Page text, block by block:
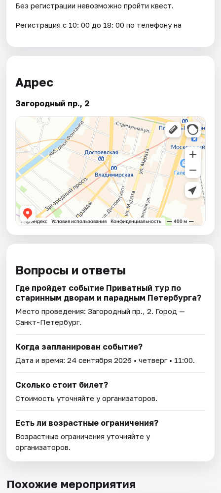
Без регистрации невозможно пройти квест.
Регистрация с 10: 00 до 18: 00 по телефону на
Адрес
Загородный пр., 2
Вопросы и ответы
Где пройдет событие Приватный тур по
старинным дворам и парадным Петербурга?
Место проведения:Загородный пр., 2. Город —
Санкт-Петербург.
Когда запланирован событие?
Дата и время:24 сентября 2026 • четверг • 11:00.
Сколько стоит билет?
Стоимость уточняйте у организаторов.
Есть ли возрастные ограничения?
Возрастные ограничения уточняйте у
организаторов.
Похожие мероприятия